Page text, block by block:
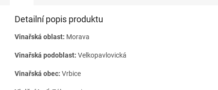
Detailní popis produktu
Vinařská oblast: Morava
Vinařská podoblast: Velkopavlovická
Vinařská obec: Vrbice